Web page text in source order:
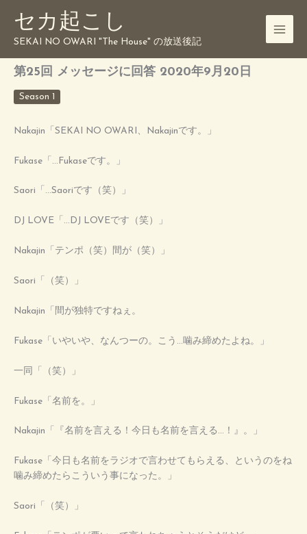
セカ起こし
SEKAI NO OWARI "The House" の放送後記
第25回 メッセージに回答 2020年9月20日
Season 1
Nakajin「SEKAI NO OWARI、Nakajinです。」
Fukase「…Fukaseです。」
Saori「…Saoriです（笑）」
DJ LOVE「…DJ LOVEです（笑）」
Nakajin「テンポ（笑）間が（笑）」
Saori「（笑）」
Nakajin「間が独特ですねぇ。
Fukase「いやいや、なんつーの。こう…噛み締めたよね。」
一同「（笑）」
Fukase「名前を。」
Nakajin「『名前を言える！今日も名前を言える…！』。」
Fukase「今日も名前をラジオで言わせてもらえる、というのをね
噛み締めたらこういう事になった。」
Saori「（笑）」